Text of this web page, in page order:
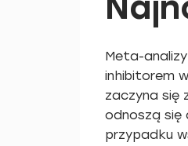
Meta-
inhibitorem
zaczyna się
odnoszą się
przypadku